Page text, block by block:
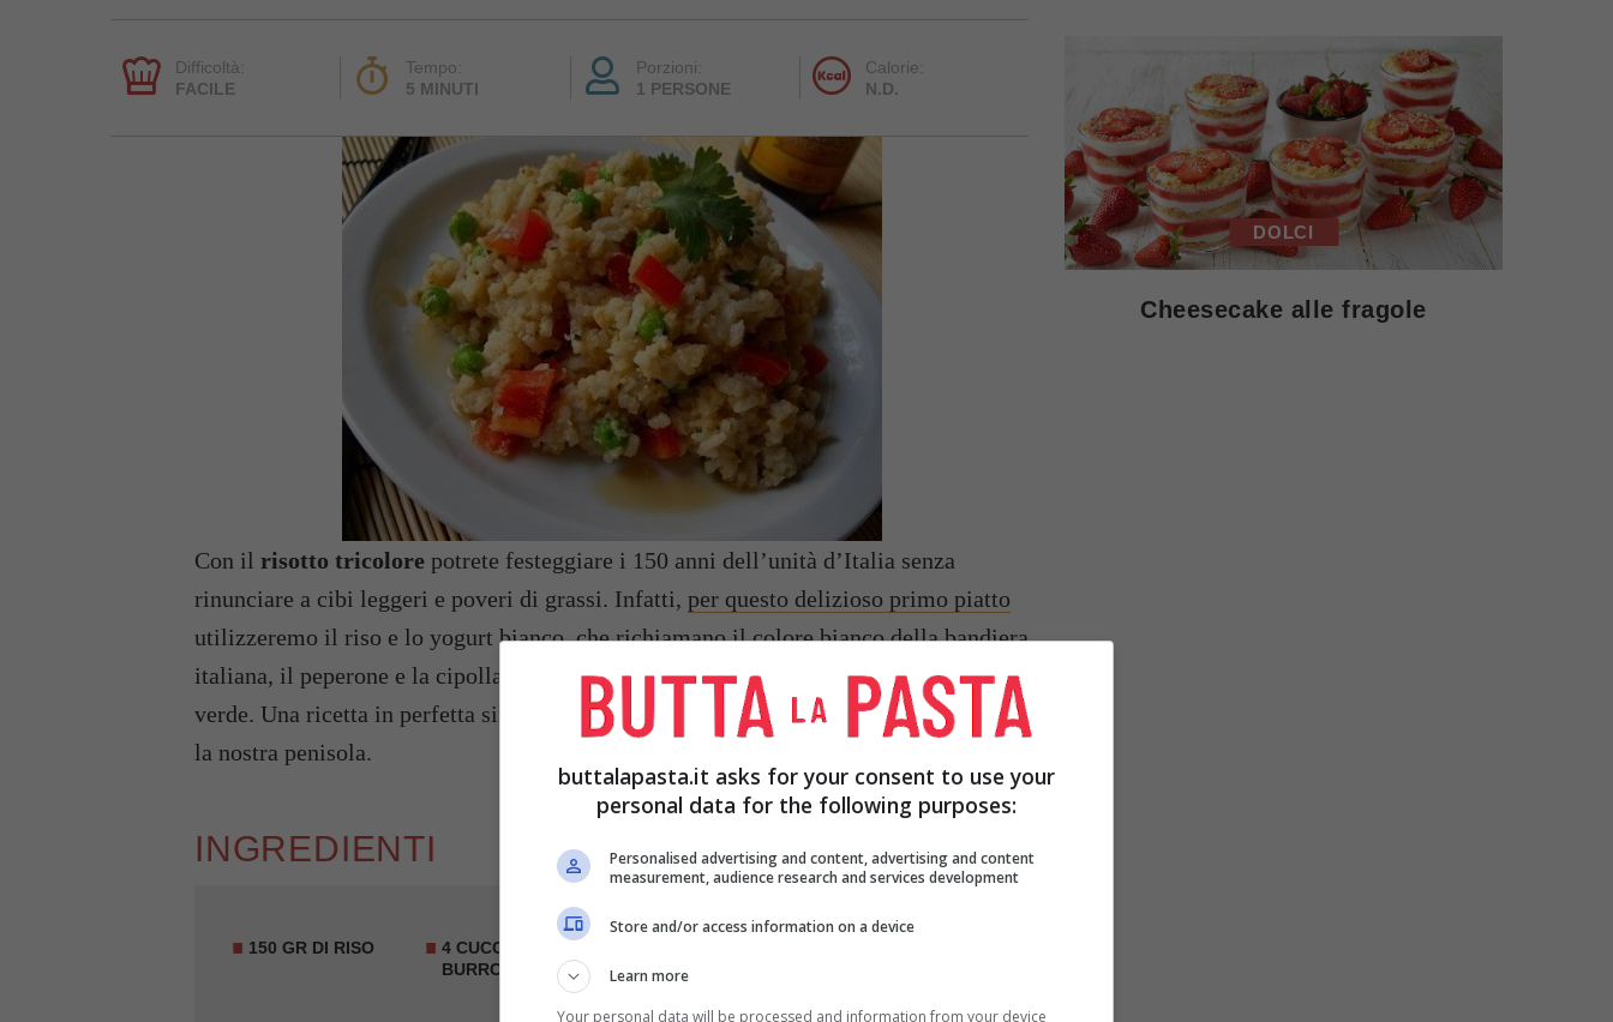
Difficoltà:
FACILE
Tempo:
5 MINUTI
Porzioni:
1 PERSONE
Calorie:
N.D.
Con il risotto tricolore potrete festeggiare i 150 anni dell’unità d’Italia senza
rinunciare a cibi leggeri e poveri di grassi. Infatti, per questo delizioso primo piatto
utilizzeremo il riso e lo yogurt bianco, che richiamano il colore bianco della bandiera
italiana, il peperone e la cipolla che riprendono il rosso e i piselli, che ricordano il
verde. Una ricetta in perfetta sintonia con questo giorno di festa così importante per
la nostra penisola.
INGREDIENTI
150 GR DI RISO
4 CUCCHIAINI DI
BURRO
DOLCI
Cheesecake alle fragole
buttalapasta.it asks for your consent to use your
personal data for the following purposes:
Personalised advertising and content, advertising and content
measurement, audience research and services development
Store and/or access information on a device
Learn more
Your personal data will be processed and information from your device